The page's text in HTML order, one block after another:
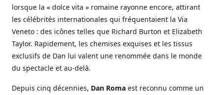
lorsque la « dolce vita » romaine rayonne encore, attirant
les célébrités internationales qui fréquentaient la Via
Veneto : des icônes telles que Richard Burton et Elizabeth
Taylor. Rapidement, les chemises exquises et les tissus
exclusifs de Dan lui valent une renommée dans le monde
du spectacle et au-delà.
Depuis cinq décennies, Dan Roma est reconnu comme un